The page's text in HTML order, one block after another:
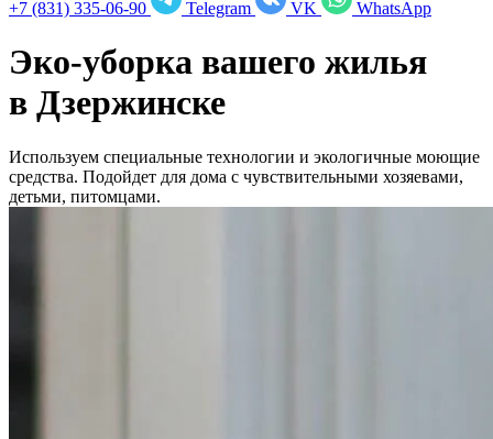
+7 (831) 335-06-90 Telegram VK WhatsApp
Эко-уборка вашего жилья
в Дзержинске
Используем специальные технологии и экологичные моющие
средства. Подойдет для дома с чувствительными хозяевами,
детьми, питомцами.